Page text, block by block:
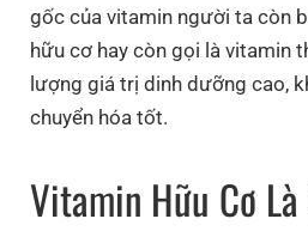
gốc của vitamin người ta còn
hữu cơ hay còn gọi là vitamin
lượng giá trị dinh dưỡng cao,
chuyển hóa tốt.
Vitamin Hữu Cơ